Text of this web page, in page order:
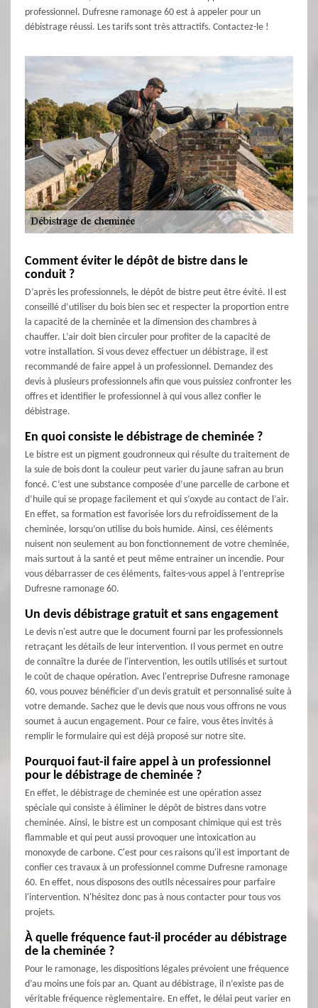
professionnel. Dufresne ramonage 60 est à appeler pour un
débistrage réussi. Les tarifs sont très attractifs. Contactez-le !
Comment éviter le dépôt de bistre dans le
conduit ?
D’après les professionnels, le dépôt de bistre peut être évité. Il est
conseillé d’utiliser du bois bien sec et respecter la proportion entre
la capacité de la cheminée et la dimension des chambres à
chauffer. L’air doit bien circuler pour profiter de la capacité de
votre installation. Si vous devez effectuer un débistrage, il est
recommandé de faire appel à un professionnel. Demandez des
devis à plusieurs professionnels afin que vous puissiez confronter les
offres et identifier le professionnel à qui vous allez confier le
débistrage.
En quoi consiste le débistrage de cheminée ?
Le bistre est un pigment goudronneux qui résulte du traitement de
la suie de bois dont la couleur peut varier du jaune safran au brun
foncé. C’est une substance composée d’une parcelle de carbone et
d’huile qui se propage facilement et qui s’oxyde au contact de l’air.
En effet, sa formation est favorisée lors du refroidissement de la
cheminée, lorsqu’on utilise du bois humide. Ainsi, ces éléments
nuisent non seulement au bon fonctionnement de votre cheminée,
mais surtout à la santé et peut même entrainer un incendie. Pour
vous débarrasser de ces éléments, faites-vous appel à l’entreprise
Dufresne ramonage 60.
Un devis débistrage gratuit et sans engagement
Le devis n'est autre que le document fourni par les professionnels
retraçant les détails de leur intervention. Il vous permet en outre
de connaître la durée de l'intervention, les outils utilisés et surtout
le coût de chaque opération. Avec l'entreprise Dufresne ramonage
60, vous pouvez bénéficier d'un devis gratuit et personnalisé suite à
votre demande. Sachez que le devis que nous vous offrons ne vous
soumet à aucun engagement. Pour ce faire, vous êtes invités à
remplir le formulaire qui est déjà proposé sur notre site.
Pourquoi faut-il faire appel à un professionnel
pour le débistrage de cheminée ?
En effet, le débistrage de cheminée est une opération assez
spéciale qui consiste à éliminer le dépôt de bistres dans votre
cheminée. Ainsi, le bistre est un composant chimique qui est très
flammable et qui peut aussi provoquer une intoxication au
monoxyde de carbone. C'est pour ces raisons qu'il est important de
confier ces travaux à un professionnel comme Dufresne ramonage
60. En effet, nous disposons des outils nécessaires pour parfaire
l'intervention. N'hésitez donc pas à nous contacter pour tous vos
projets.
À quelle fréquence faut-il procéder au débistrage
de la cheminée ?
Pour le ramonage, les dispositions légales prévoient une fréquence
d’au moins une fois par an. Quant au débistrage, il n’existe pas de
véritable fréquence règlementaire. En effet, le délai peut varier en